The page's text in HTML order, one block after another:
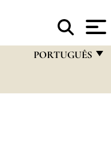
PORTUGUÊS